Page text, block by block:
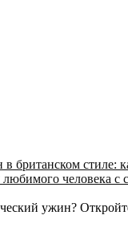
британском стиле:
человека с
ужин?